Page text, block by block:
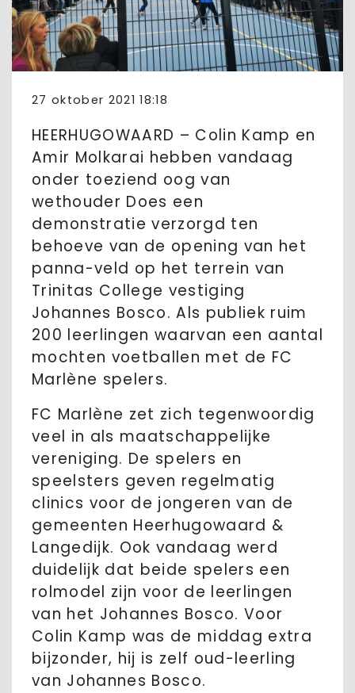
27 oktober 2021 18:18
HEERHUGOWAARD – Colin Kamp en
Amir Molkarai hebben vandaag
onder toeziend oog van
wethouder Does een
demonstratie verzorgd ten
behoeve van de opening van het
panna-veld op het terrein van
Trinitas College vestiging
Johannes Bosco. Als publiek ruim
200 leerlingen waarvan een aantal
mochten voetballen met de FC
Marlène spelers.
FC Marlène zet zich tegenwoordig
veel in als maatschappelijke
vereniging. De spelers en
speelsters geven regelmatig
clinics voor de jongeren van de
gemeenten Heerhugowaard &
Langedijk. Ook vandaag werd
duidelijk dat beide spelers een
rolmodel zijn voor de leerlingen
van het Johannes Bosco. Voor
Colin Kamp was de middag extra
bijzonder, hij is zelf oud-leerling
van Johannes Bosco.